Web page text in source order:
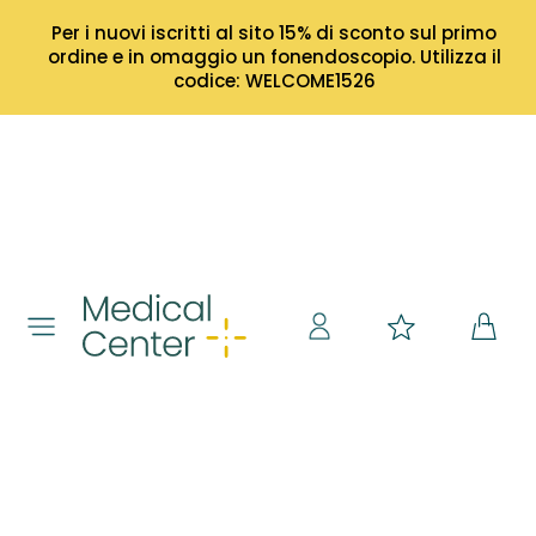
Per i nuovi iscritti al sito 15% di sconto sul primo
ordine e in omaggio un fonendoscopio. Utilizza il
codice: WELCOME1526